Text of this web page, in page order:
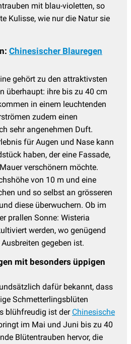
mit blau-violetten, so
Kulisse, wie nur die Natur sie
Chinesischer Blauregen
gehört zu den attraktivsten
überhaupt: ihre bis zu 40 cm
in einem leuchtenden
zudem einen
sehr angenehmen Duft.
für Augen und Nase kann
haben, der eine Fassade,
verschönern möchte.
von 10 m und eine
und so selbst an grösseren
diese überwuchern. Ob im
prallen Sonne: Wisteria
werden, wo genügend
gegeben ist.
mit besonders üppigen
dafür bekannt, dass
Schmetterlingsblüten
blühfreudig ist der Chinesische
im Mai und Juni bis zu 40
Blütentrauben hervor, die